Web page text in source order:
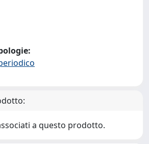
a questo prodotto.